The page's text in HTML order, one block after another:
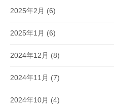
2025年2月 (6)
2025年1月 (6)
2024年12月 (8)
2024年11月 (7)
2024年10月 (4)